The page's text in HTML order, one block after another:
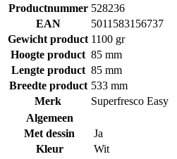
Productnummer 528236
EAN
5011583156737
Gewicht product 1100 gr
Hoogte product 85 mm
Lengte product 85 mm
Breedte product 533 mm
Merk
Superfresco Easy
Algemeen
Met dessin
Ja
Kleur
Wit